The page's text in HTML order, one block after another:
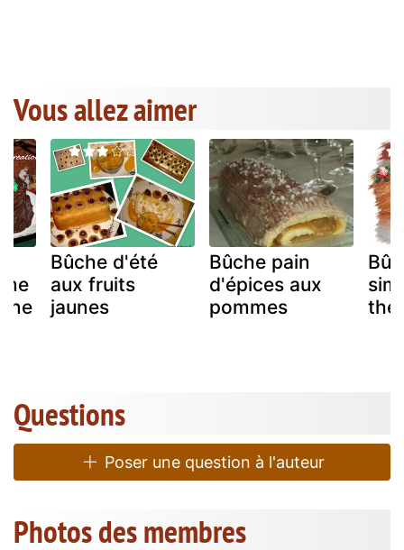
Vous allez aimer
Bûche d'été
aux fruits
jaunes
Bûche pain
d'épices aux
pommes
Questions
Poser une question à l'auteur
Photos des membres